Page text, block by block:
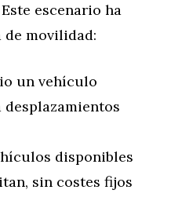
escenario ha
de movilidad:
un vehículo
disponibles
sin costes fijos